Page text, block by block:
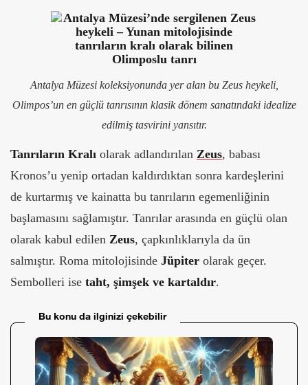
Antalya Müzesi koleksiyonunda yer alan bu Zeus heykeli,
Olimpos’un en güçlü tanrısının klasik dönem sanatındaki idealize
edilmiş tasvirini yansıtır.
Tanrıların Kralı olarak adlandırılan Zeus, babası
Kronos’u yenip ortadan kaldırdıktan sonra kardeşlerini
de kurtarmış ve kainatta bu tanrıların egemenliğinin
başlamasını sağlamıştır. Tanrılar arasında en güçlü olan
olarak kabul edilen Zeus, çapkınlıklarıyla da ün
salmıştır. Roma mitolojisinde Jüpiter olarak geçer.
Sembolleri ise taht, şimşek ve kartaldır.
Bu konu da ilginizi çekebilir